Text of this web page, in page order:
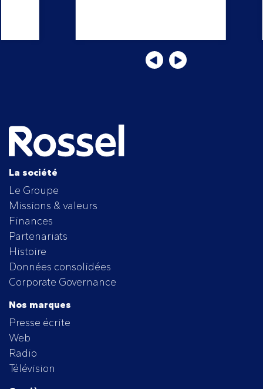
La société
Le Groupe
Missions & valeurs
Finances
Partenariats
Histoire
Données consolidées
Corporate Governance
Nos marques
Presse écrite
Web
Radio
Télévision